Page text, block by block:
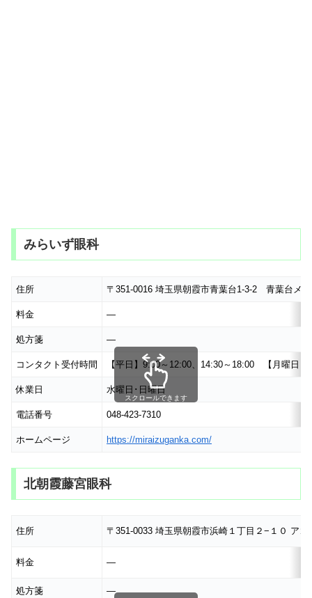
みらいず眼科
住所 〒351-0016 埼玉県朝霞市青葉台1-3-2 青葉台メ
料金 ―
処方箋 ―
コンタクト受付時間 【平日】9:00～12:00、14:30～18:00 【月曜日･
休業日 水曜日･日曜日
電話番号 048-423-7310
ホームページ https://miraizuganka.com/
スクロールできます
北朝霞藤宮眼科
住所 〒351-0033 埼玉県朝霞市浜崎１丁目２−１０ ア
料金 ―
処方箋 ―